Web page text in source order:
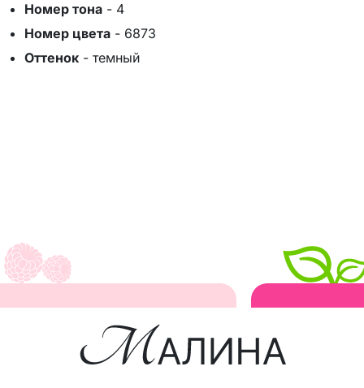
Номер тона - 4
Номер цвета - 6873
Оттенок - темный